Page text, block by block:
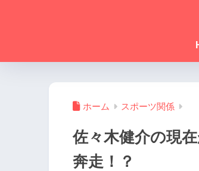
ホーム スポーツ関係
佐々木健介の現
奔走！？